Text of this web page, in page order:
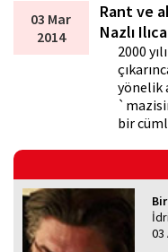
03 Mar
2014
Rant ve
Nazlı
2000
yönelik
bir
03